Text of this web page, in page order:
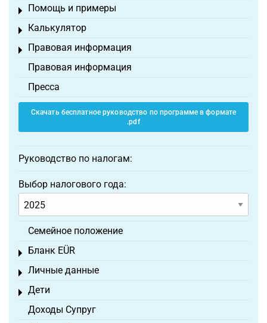
Помощь и примеры
Toggle menu
Калькулятор
Toggle menu
Правовая информация
Toggle menu
Правовая информация
Пресса
Скачать бесплатное руководство по программе в формате
.pdf
Руководство по налогам:
Выбор налогового года:
Семейное положение
Бланк EÜR
Toggle menu
Личные данные
Toggle menu
Дети
Toggle menu
Доходы Супруг